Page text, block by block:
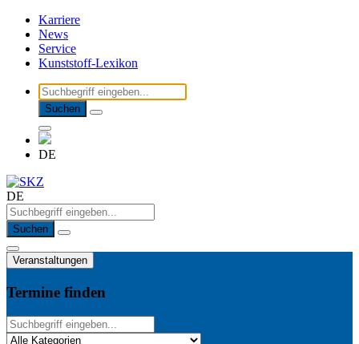
Karriere
News
Service
Kunststoff-Lexikon
Suchen
DE
DE
Suchen
Veranstaltungen
Termine finden